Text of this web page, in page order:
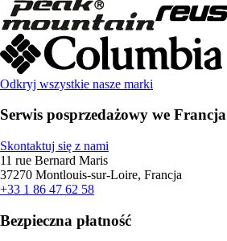
Odkryj wszystkie nasze marki
Serwis posprzedażowy we Francja
Skontaktuj się z nami
11 rue Bernard Maris
37270 Montlouis-sur-Loire, Francja
+33 1 86 47 62 58
Bezpieczna płatność